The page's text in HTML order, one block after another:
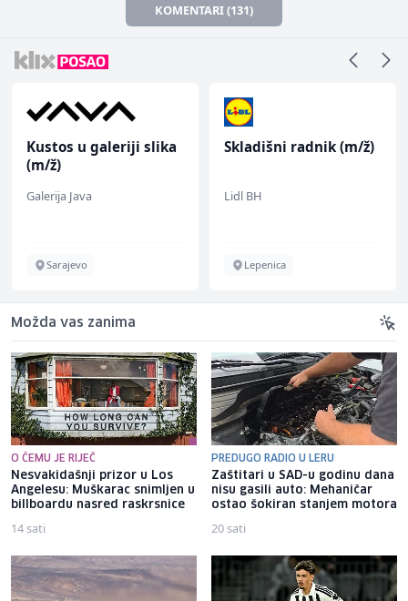
KOMENTARI (131)
Kustos u galeriji slika
(m/ž)
Galerija Java
Sarajevo
Skladišni radnik (m/ž)
Lidl BH
Lepenica
Možda vas zanima
O ČEMU JE RIJEČ
Nesvakidašnji prizor u Los
Angelesu: Muškarac snimljen u
billboardu nasred raskrsnice
14 sati
PREDUGO RADIO U LERU
Zaštitari u SAD-u godinu dana
nisu gasili auto: Mehaničar
ostao šokiran stanjem motora
20 sati